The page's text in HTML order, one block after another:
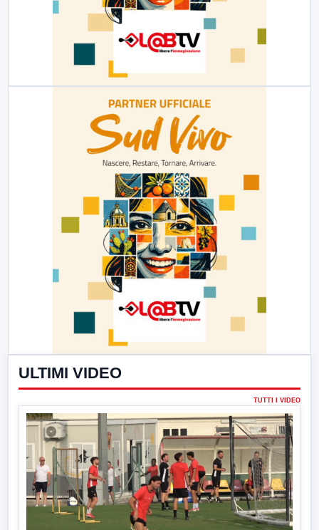
ULTIMI VIDEO
TUTTI I VIDEO